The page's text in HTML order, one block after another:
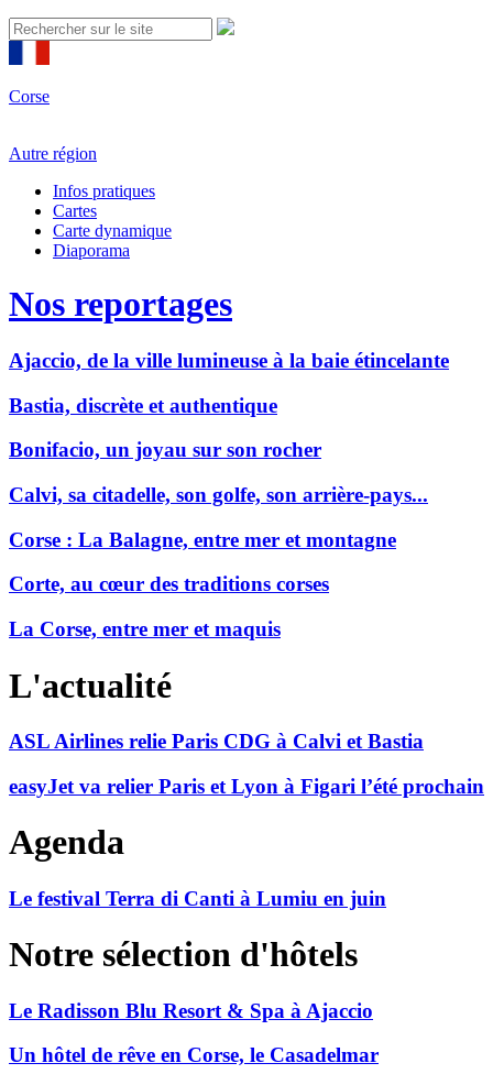
Corse
Autre région
Infos pratiques
Cartes
Carte dynamique
Diaporama
Nos reportages
Ajaccio, de la ville lumineuse à la baie étincelante
Bastia, discrète et authentique
Bonifacio, un joyau sur son rocher
Calvi, sa citadelle, son golfe, son arrière-pays...
Corse : La Balagne, entre mer et montagne
Corte, au cœur des traditions corses
La Corse, entre mer et maquis
L'actualité
ASL Airlines relie Paris CDG à Calvi et Bastia
easyJet va relier Paris et Lyon à Figari l’été prochain
Agenda
Le festival Terra di Canti à Lumiu en juin
Notre sélection d'hôtels
Le Radisson Blu Resort & Spa à Ajaccio
Un hôtel de rêve en Corse, le Casadelmar